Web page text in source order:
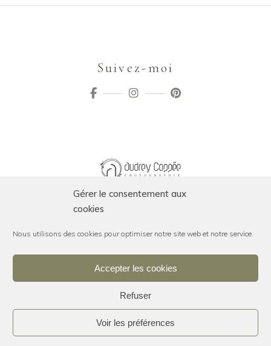
Gérer le consentement aux
cookies
Nous utilisons des cookies pour optimiser notre site web et notre service.
Accepter les cookies
Refuser
Voir les préférences
Suivez-moi
SUIVEZ-MOI SUR INSTAGRAM
© 2021 Copyright – Audrey Coppée –Mentions légales